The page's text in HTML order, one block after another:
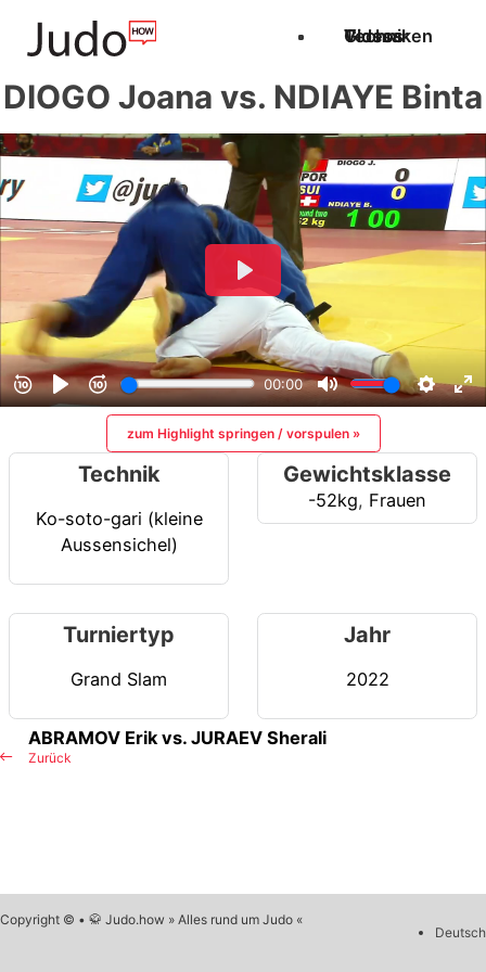
Techniken
Videos
Glossar
DIOGO Joana vs. NDIAYE Binta
zum Highlight springen / vorspulen »
Technik
Ko-soto-gari (kleine
Aussensichel)
Gewichtsklasse
-52kg, Frauen
Turniertyp
Grand Slam
Jahr
2022
Zurück
ABRAMOV Erik vs. JURAEV Sherali
Copyright © • 🥋 Judo.how » Alles rund um Judo «
Deutsch